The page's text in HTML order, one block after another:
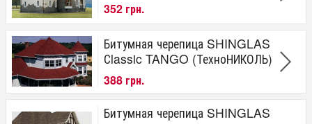
352 грн.
Битумная черепица SHINGLAS
Сlassic TANGO (ТехноНИКОЛЬ)
388 грн.
Битумная черепица SHINGLAS